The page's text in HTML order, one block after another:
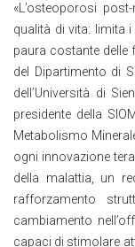
«L’osteoporosi
qualità di vita: limita
paura costante delle
del Dipartimento di
dell’Università di
presidente della
Metabolismo
ogni innovazione
della malattia, un
rafforzamento
cambiamento
capaci di stimolare